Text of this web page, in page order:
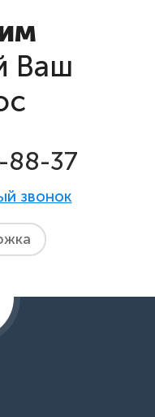
Ваш
88-37
звонок